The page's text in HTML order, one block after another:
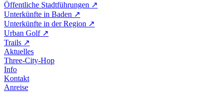
Öffentliche Stadtführungen ↗
Unterkünfte in Baden ↗
Unterkünfte in der Region ↗
Urban Golf ↗
Trails ↗
Aktuelles
Three-City-Hop
Info
Kontakt
Anreise